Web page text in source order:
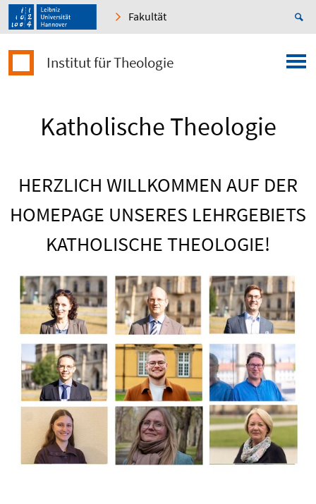
Fakultät
Institut für Theologie
Katholische Theologie
HERZLICH WILLKOMMEN AUF DER
HOMEPAGE UNSERES LEHRGEBIETS
KATHOLISCHE THEOLOGIE!